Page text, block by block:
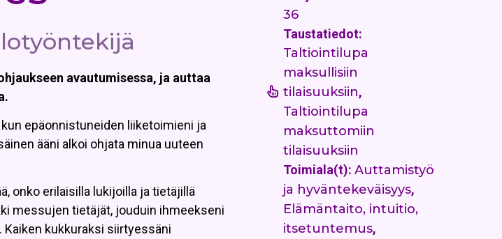
avautumisessa, ja auttaa
epäonnistuneiden liiketoimieni ja
ääni alkoi ohjata minua uuteen
onko erilaisilla lukijoilla ja tietäjillä
messujen tietäjät, jouduin ihmeekseni
kukkuraksi siirtyessäni
36
Taustatiedot:
Taltiointilupa
maksullisiin
tilaisuuksiin,
Taltiointilupa
maksuttomiin
tilaisuuksiin
Toimiala(t): Auttamistyö
ja hyväntekeväisyys,
Elämäntaito, intuitio,
itsetuntemus,